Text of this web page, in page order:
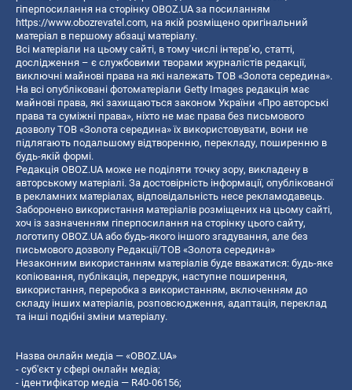
гіперпосилання на сторінку OBOZ.UA за посиланням
https://www.obozrevatel.com, на якій розміщено оригінальний
матеріал в першому абзаці матеріалу.
Всі матеріали на цьому сайті, в тому числі інтерв’ю, статті,
дослідження – є службовими творами журналістів редакції,
виключні майнові права на які належать ТОВ «Золота середина».
На всі опубліковані фотоматеріали Getty Images редакція має
майнові права, які захищаються законом України «Про авторські
права та суміжні права», ніхто не має права без письмового
дозволу ТОВ «Золота середина» їх використовувати, вони не
підлягають подальшому відтворенню, перекладу, поширенню в
будь-якій формі.
Редакція OBOZ.UA може не поділяти точку зору, викладену в
авторському матеріалі. За достовірність інформації, опублікованої
в рекламних матеріалах, відповідальність несе рекламодавець.
Заборонено використання матеріалів розміщених на цьому сайті,
хоч із зазначенням гіперпосилання на сторінку цього сайту,
логотипу OBOZ.UA або будь-якого іншого згадування, але без
письмового дозволу Редакції/ТОВ «Золота середина»
Незаконним використанням матеріалів буде вважатися: будь-яке
копiювання, публiкацiя, передрук, наступне поширення,
використання, переробка з використанням, включенням до
складу інших матеріалів, розповсюдження, адаптація, переклад
та інші подібні зміни матеріалу.
Назва онлайн медіа — «OBOZ.UA»
- суб'єкт у сфері онлайн медіа;
- ідентифікатор медіа — R40-06156;